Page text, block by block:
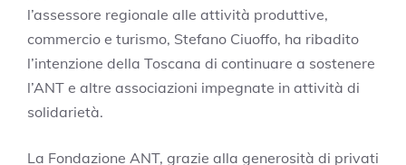
l’assessore regionale alle attività produttive,
commercio e turismo, Stefano Ciuoffo, ha ribadito
l’intenzione della Toscana di continuare a sostenere
l’ANT e altre associazioni impegnate in attività di
solidarietà.
La Fondazione ANT, grazie alla generosità di privati